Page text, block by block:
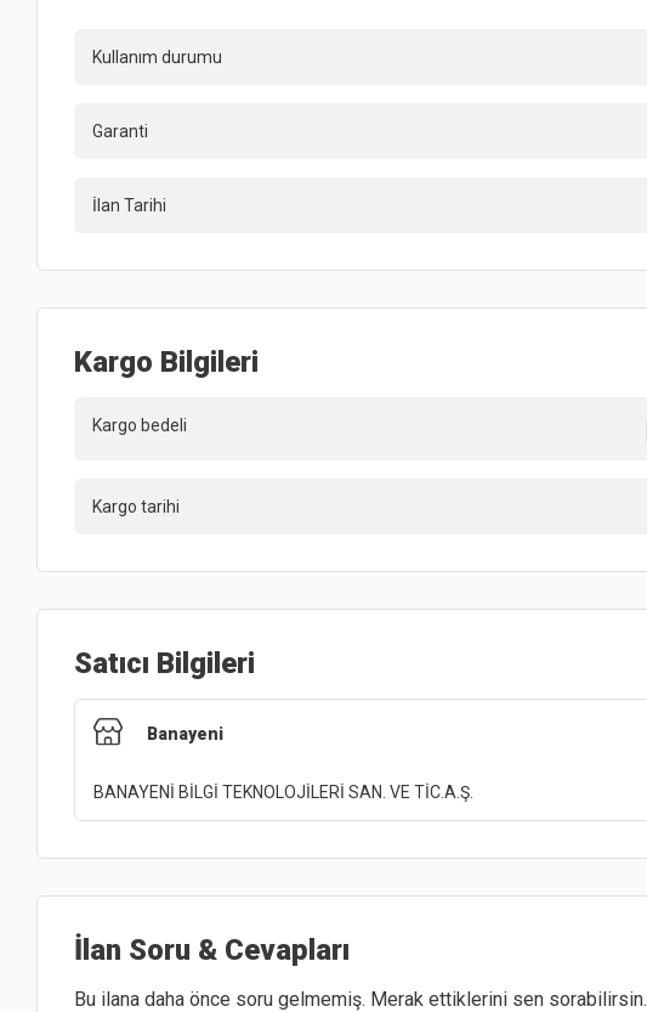
Kullanım durumu
Garanti
İlan Tarihi
Kargo Bilgileri
Kargo bedeli
Kargo tarihi
Satıcı Bilgileri
Banayeni
BANAYENİ BİLGİ TEKNOLOJİLERİ SAN. VE TİC.A.Ş.
İlan Soru & Cevapları
Bu ilana daha önce soru gelmemiş. Merak ettiklerini sen sorabilirsin.